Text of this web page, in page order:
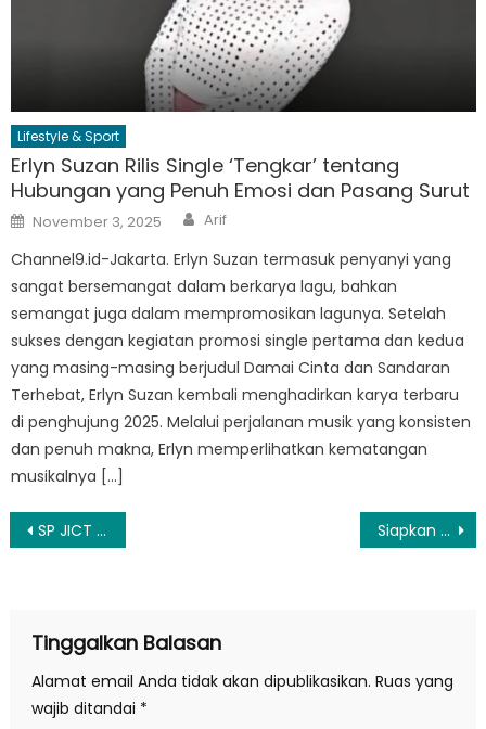
Lifestyle & Sport
Erlyn Suzan Rilis Single ‘Tengkar’ tentang
Hubungan yang Penuh Emosi dan Pasang Surut
Posted
on
November 3, 2025 Author
Arif
Channel9.id-Jakarta. Erlyn Suzan termasuk penyanyi yang
sangat bersemangat dalam berkarya lagu, bahkan
semangat juga dalam mempromosikan lagunya. Setelah
sukses dengan kegiatan promosi single pertama dan kedua
yang masing-masing berjudul Damai Cinta dan Sandaran
Terhebat, Erlyn Suzan kembali menghadirkan karya terbaru
di penghujung 2025. Melalui perjalanan musik yang konsisten
dan penuh makna, Erlyn memperlihatkan kematangan
musikalnya […]
Navigasi
SP JICT Akan Dirikan Kemah 1 Bulan Depan Kementerian BUMN Siapkan Dompet Kamu, Ini Daftar Gim Wajib Dibeli Pada 2019
Tinggalkan Balasan
Alamat email Anda tidak akan dipublikasikan. Ruas yang
wajib ditandai *